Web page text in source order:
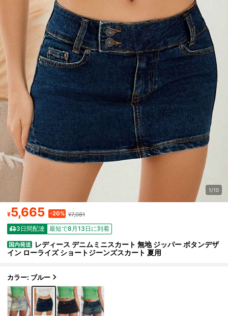
1/10
¥5,665 -20% ¥7,081
3日間配達 最短で8月13日に到着
国内発送
レディース デニムミニスカート 無地 ジッパー ボタンデザ
イン ローライズ ショートジーンズスカート 夏用
カラー: ブルー